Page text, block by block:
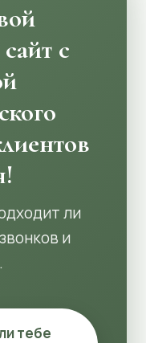
с
ли
и
тебе